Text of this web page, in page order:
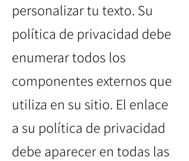
personalizar tu texto. Su
política de privacidad debe
enumerar todos los
componentes externos que
utiliza en su sitio. El enlace
a su política de privacidad
debe aparecer en todas las